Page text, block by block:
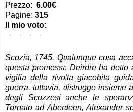
Prezzo: 6.00€
Pagine: 315
Il mio voto:
Scozia, 1745. Qualunque cosa
questa promessa Deirdre ha detto
vigilia della rivolta giacobita
guerra, tuttavia, distrugge insieme
degli Scozzesi anche le
Tornato ad Aberdeen, Alexander